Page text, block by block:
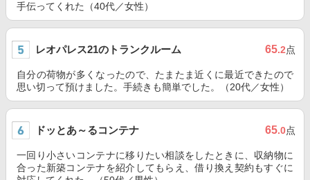
手伝ってくれた（40代／女性）
レオパレス21のトランクルーム 65.2点
自分の荷物が多くなったので、たまたま近くに最近できたので
思い切って預けました。手続きも簡単でした。（20代／女性）
ドッとあ～るコンテナ 65.0点
一回り小さいコンテナに移りたい相談をしたときに、収納物に
合った新築コンテナを紹介してもらえ、借り換え契約もすぐに